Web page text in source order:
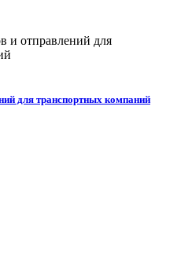
для транспортных компаний